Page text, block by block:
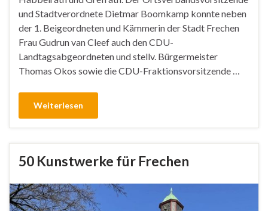
und Stadtverordnete Dietmar Boomkamp konnte neben
der 1. Beigeordneten und Kämmerin der Stadt Frechen
Frau Gudrun van Cleef auch den CDU-
Landtagsabgeordneten und stellv. Bürgermeister
Thomas Okos sowie die CDU-Fraktionsvorsitzende …
Weiterlesen
50 Kunstwerke für Frechen